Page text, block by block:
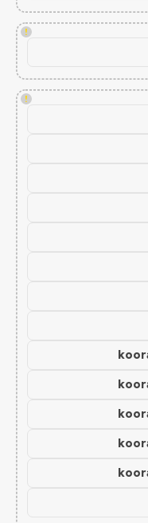
!
!